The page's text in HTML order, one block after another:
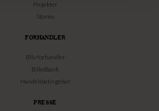
Projekter
Stories
FORHANDLER
Bliv forhandler
Billedbank
Handelsbetingelser
PRESSE